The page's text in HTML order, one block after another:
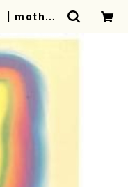
| mother